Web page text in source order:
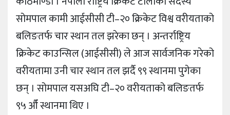
सोमपाल कामी आईसीसी टी–२० क्रिकेट विश्व वरीयताको
बलिङतर्फ चार स्थान तल झरेका छन् । अन्तर्राष्ट्रिय
क्रिकेट काउन्सिल (आईसीसी) ले आज सार्वजनिक गरेको
वरीयतामा उनी चार स्थान तल झर्दै ९९ स्थानमा पुगेका
छन् । सोमपाल यसअघि टी–२० वरीयताको बलिङतर्फ
९५ औँ स्थानमा थिए ।